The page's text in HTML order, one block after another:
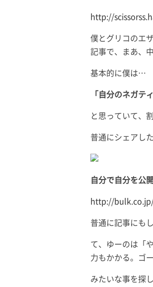
http://
僕とグリコのエ
記事で、まあ、
基本的に僕は…
「自分のネガテ
と思っていて、
普通にシェアし
自分で自分を公
http://
普通に記事にも
て、ゆーのは「
力もかかる。ゴ
みたいな事を探